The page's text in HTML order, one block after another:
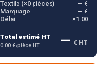
Textile (×0pièces)
— €
Marquage
— €
Délai
×1.00
Total estimé HT
0.00 €/pièce HT — € HT